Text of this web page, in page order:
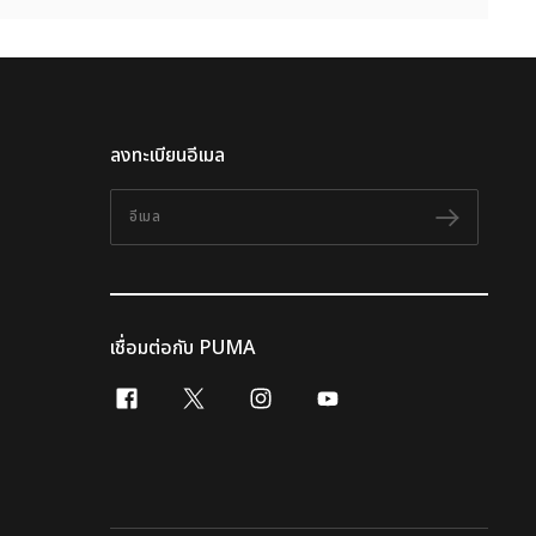
ลงทะเบียนอีเมล
อีเมล
ติดตาม
เชื่อมต่อกับ PUMA
facebook
x-twitterinstagram
youtube